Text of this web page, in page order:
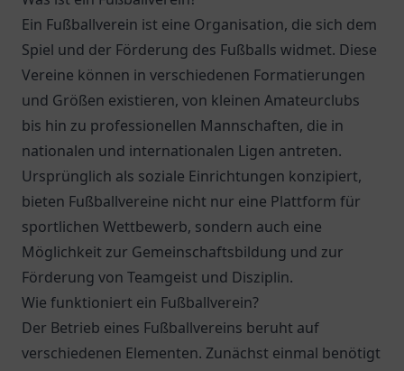
Ein Fußballverein ist eine Organisation, die sich dem
Spiel und der Förderung des Fußballs widmet. Diese
Vereine können in verschiedenen Formatierungen
und Größen existieren, von kleinen Amateurclubs
bis hin zu professionellen Mannschaften, die in
nationalen und internationalen Ligen antreten.
Ursprünglich als soziale Einrichtungen konzipiert,
bieten Fußballvereine nicht nur eine Plattform für
sportlichen Wettbewerb, sondern auch eine
Möglichkeit zur Gemeinschaftsbildung und zur
Förderung von Teamgeist und Disziplin.
Wie funktioniert ein Fußballverein?
Der Betrieb eines Fußballvereins beruht auf
verschiedenen Elementen. Zunächst einmal benötigt